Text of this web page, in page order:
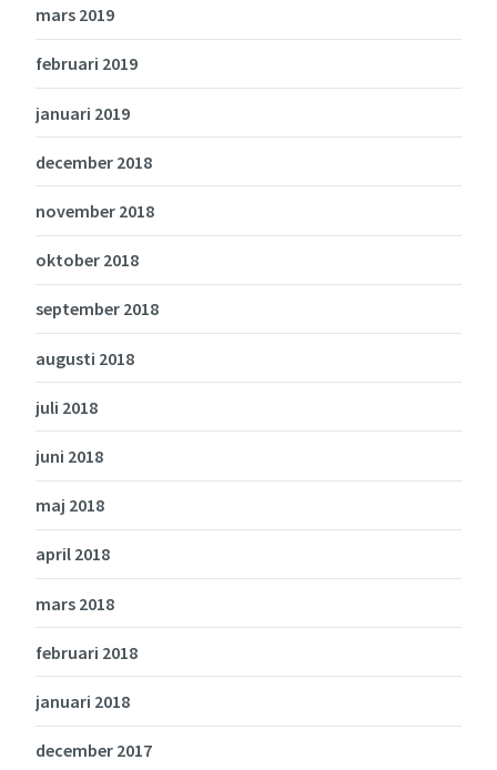
mars 2019
februari 2019
januari 2019
december 2018
november 2018
oktober 2018
september 2018
augusti 2018
juli 2018
juni 2018
maj 2018
april 2018
mars 2018
februari 2018
januari 2018
december 2017